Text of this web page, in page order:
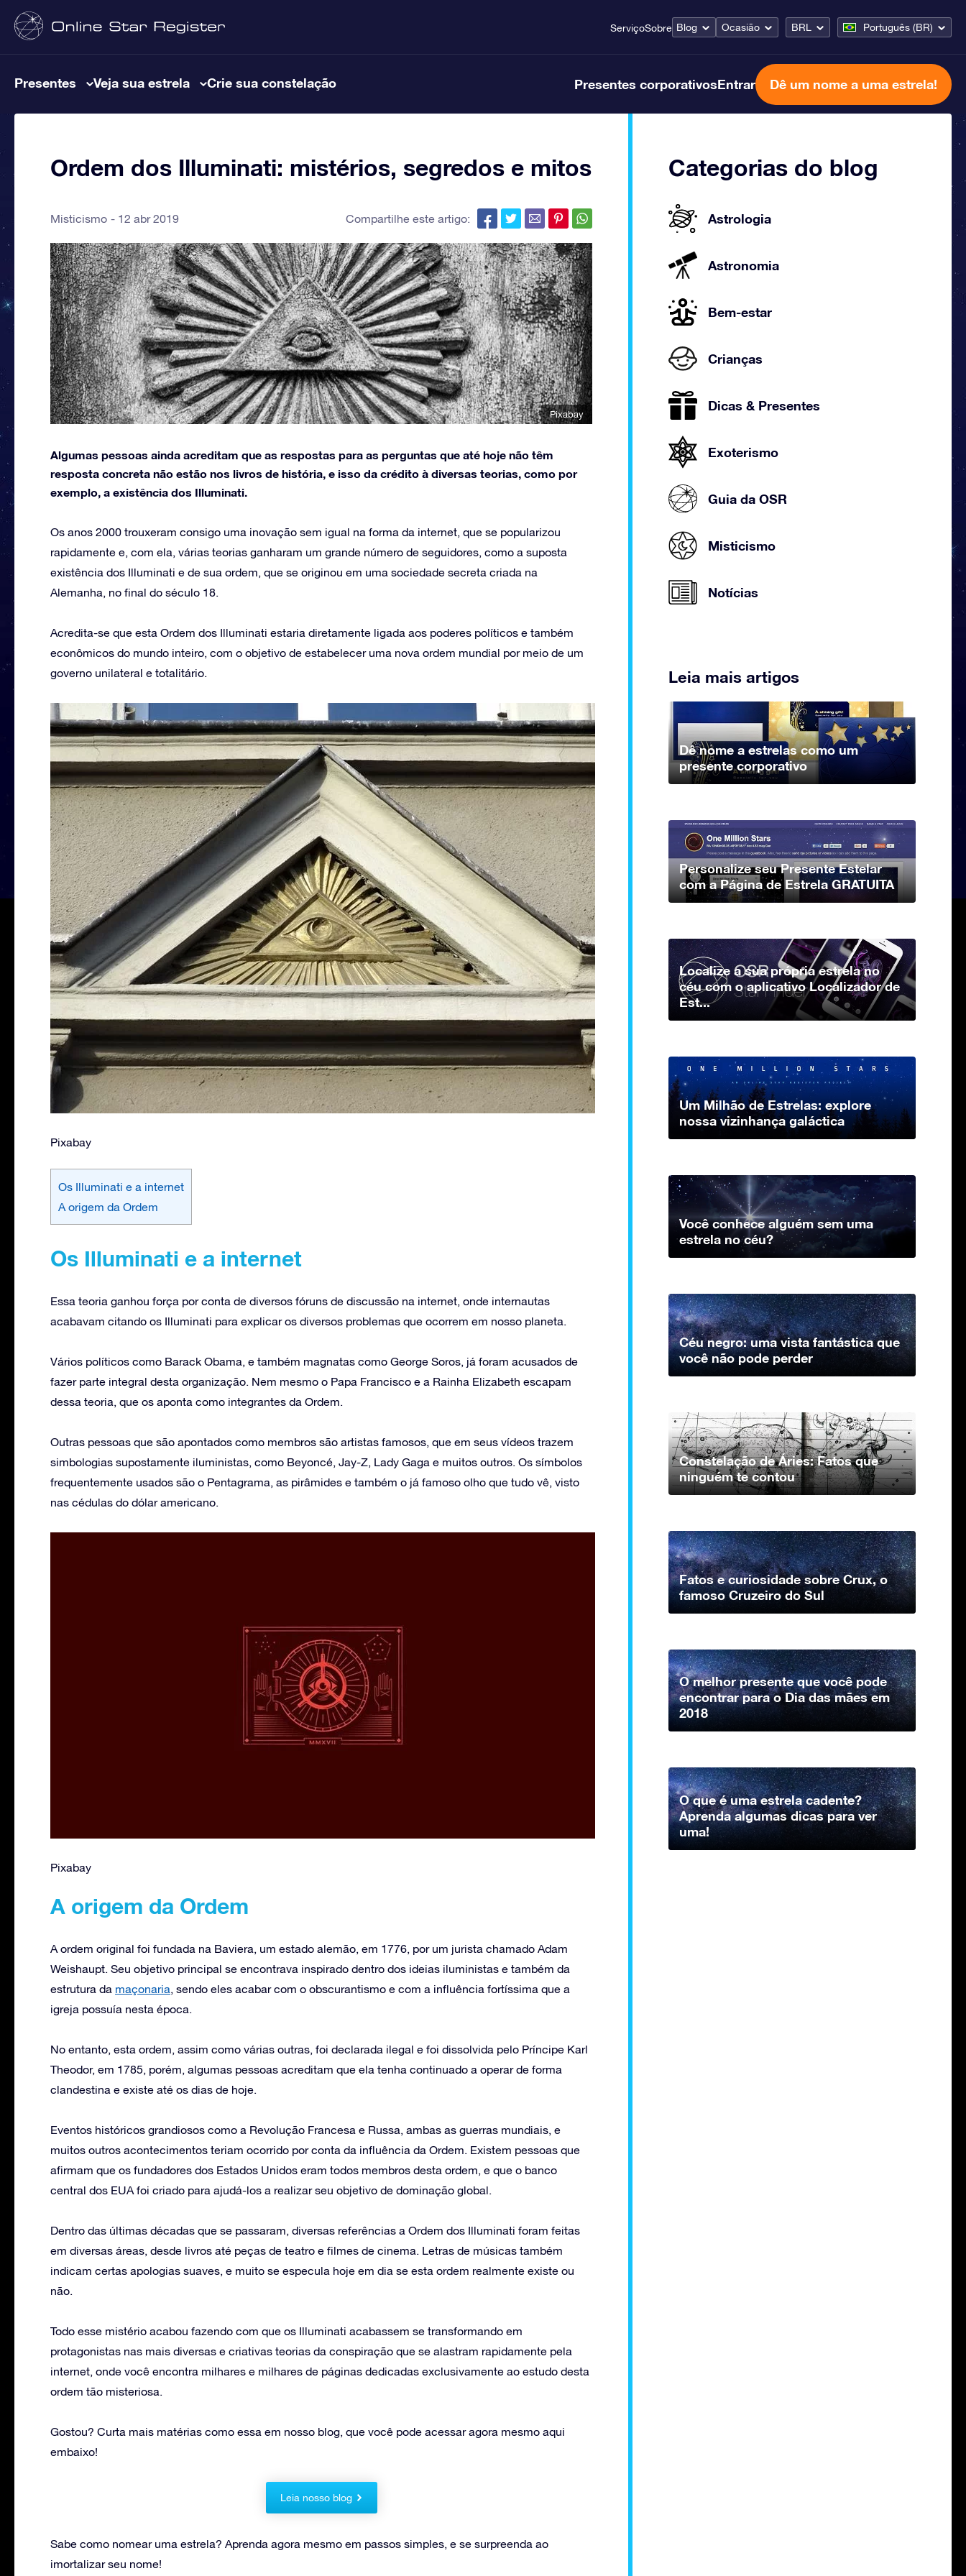
ServiçoSobre Blog Ocasião BRL Português (BR)
Presentes Veja sua estrela Crie sua constelação Presentes corporativosEntrar Dê um nome a uma estrela!
Ordem dos Illuminati: mistérios, segredos e mitos
Misticismo 12 abr 2019 Compartilhe este artigo:
Pixabay
Algumas pessoas ainda acreditam que as respostas para as perguntas que até hoje não têm
resposta concreta não estão nos livros de história, e isso da crédito à diversas teorias, como por
exemplo, a existência dos Illuminati.
Os anos 2000 trouxeram consigo uma inovação sem igual na forma da internet, que se popularizou
rapidamente e, com ela, várias teorias ganharam um grande número de seguidores, como a suposta
existência dos Illuminati e de sua ordem, que se originou em uma sociedade secreta criada na
Alemanha, no final do século 18.
Acredita-se que esta Ordem dos Illuminati estaria diretamente ligada aos poderes políticos e também
econômicos do mundo inteiro, com o objetivo de estabelecer uma nova ordem mundial por meio de um
governo unilateral e totalitário.
Pixabay
Os Illuminati e a internet
A origem da Ordem
Os Illuminati e a internet
Essa teoria ganhou força por conta de diversos fóruns de discussão na internet, onde internautas
acabavam citando os Illuminati para explicar os diversos problemas que ocorrem em nosso planeta.
Vários políticos como Barack Obama, e também magnatas como George Soros, já foram acusados de
fazer parte integral desta organização. Nem mesmo o Papa Francisco e a Rainha Elizabeth escapam
dessa teoria, que os aponta como integrantes da Ordem.
Outras pessoas que são apontados como membros são artistas famosos, que em seus vídeos trazem
simbologias supostamente iluministas, como Beyoncé, Jay-Z, Lady Gaga e muitos outros. Os símbolos
frequentemente usados são o Pentagrama, as pirâmides e também o já famoso olho que tudo vê, visto
nas cédulas do dólar americano.
Pixabay
A origem da Ordem
A ordem original foi fundada na Baviera, um estado alemão, em 1776, por um jurista chamado Adam
Weishaupt. Seu objetivo principal se encontrava inspirado dentro dos ideias iluministas e também da
estrutura da maçonaria, sendo eles acabar com o obscurantismo e com a influência fortíssima que a
igreja possuía nesta época.
No entanto, esta ordem, assim como várias outras, foi declarada ilegal e foi dissolvida pelo Príncipe Karl
Theodor, em 1785, porém, algumas pessoas acreditam que ela tenha continuado a operar de forma
clandestina e existe até os dias de hoje.
Eventos históricos grandiosos como a Revolução Francesa e Russa, ambas as guerras mundiais, e
muitos outros acontecimentos teriam ocorrido por conta da influência da Ordem. Existem pessoas que
afirmam que os fundadores dos Estados Unidos eram todos membros desta ordem, e que o banco
central dos EUA foi criado para ajudá-los a realizar seu objetivo de dominação global.
Dentro das últimas décadas que se passaram, diversas referências a Ordem dos Illuminati foram feitas
em diversas áreas, desde livros até peças de teatro e filmes de cinema. Letras de músicas também
indicam certas apologias suaves, e muito se especula hoje em dia se esta ordem realmente existe ou
não.
Todo esse mistério acabou fazendo com que os Illuminati acabassem se transformando em
protagonistas nas mais diversas e criativas teorias da conspiração que se alastram rapidamente pela
internet, onde você encontra milhares e milhares de páginas dedicadas exclusivamente ao estudo desta
ordem tão misteriosa.
Gostou? Curta mais matérias como essa em nosso blog, que você pode acessar agora mesmo aqui
embaixo!
Leia nosso blog
Sabe como nomear uma estrela? Aprenda agora mesmo em passos simples, e se surpreenda ao
imortalizar seu nome!
Categorias do blog
Astrologia
Astronomia
Bem-estar
Crianças
Dicas & Presentes
Exoterismo
Guia da OSR
Misticismo
Notícias
Leia mais artigos
Dê nome a estrelas como um
presente corporativo
Personalize seu Presente Estelar
com a Página de Estrela GRATUITA
Localize a sua própria estrela no
céu com o aplicativo Localizador de
Est...
Um Milhão de Estrelas: explore
nossa vizinhança galáctica
Você conhece alguém sem uma
estrela no céu?
Céu negro: uma vista fantástica que
você não pode perder
Constelação de Áries: Fatos que
ninguém te contou
Fatos e curiosidade sobre Crux, o
famoso Cruzeiro do Sul
O melhor presente que você pode
encontrar para o Dia das mães em
2018
O que é uma estrela cadente?
Aprenda algumas dicas para ver
uma!